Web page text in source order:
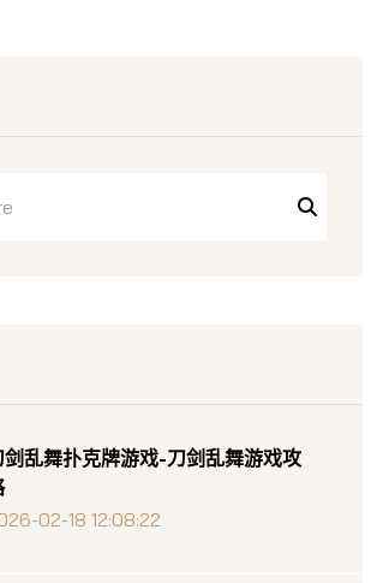
剑乱舞扑克牌游戏-刀剑乱舞游戏攻
02-18 12:08:22